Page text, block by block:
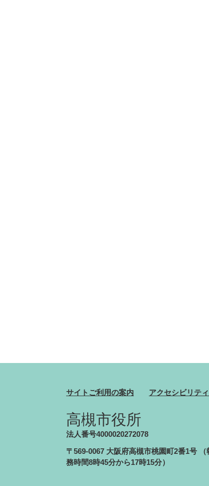
サイトご利用の案内 アクセシビリテ
高槻市役所
法人番号4000020272078
〒569-0067 大阪府高槻市桃園町2番1号
務時間8時45分から17時15分）